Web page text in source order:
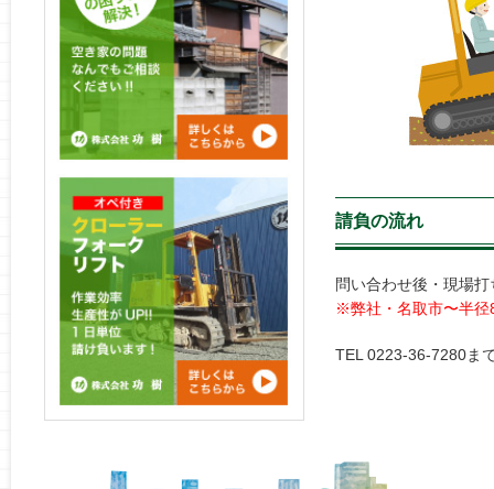
請負の流れ
問い合わせ後・現場
※弊社・名取市〜半径
TEL 0223-36-7280ま